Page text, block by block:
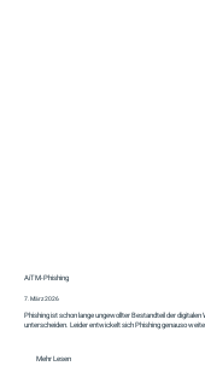
AiTM‑Phishing
7. März 2026
Phishing ist schon lange ungewollter Bestandteil der
unterscheiden. Leider entwickelt sich Phishing genauso
Mehr Lesen